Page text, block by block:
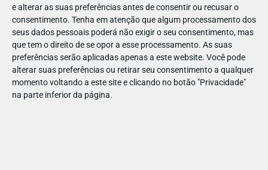
e alterar as suas preferências antes de consentir ou recusar o
consentimento. Tenha em atenção que algum processamento dos
seus dados pessoais poderá não exigir o seu consentimento, mas
que tem o direito de se opor a esse processamento. As suas
preferências serão aplicadas apenas a este website. Você pode
alterar suas preferências ou retirar seu consentimento a qualquer
momento voltando a este site e clicando no botão "Privacidade"
na parte inferior da página.
1103071365599661